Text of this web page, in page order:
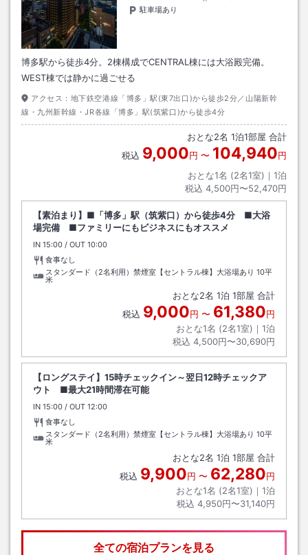
駐車場あり
博多駅から徒歩4分。2棟構成でCENTRAL棟には大浴殿完備。
WEST棟では静かに過ごせる
アクセス： 地下鉄空港線「博多」駅(東7出口)から徒歩2分／山陽新幹
線・九州新幹線・JR各線「博多」駅(筑紫口)から徒歩4分
おとな2名 1泊1部屋 合計
税込 9,000円 〜 104,940円
おとな1名 (2名1室)｜ 1泊
税込 4,500円〜52,470円
【素泊まり】■「博多」駅（筑紫口）から徒歩4分 ■大浴
場完備 ■ファミリーにもビジネスにもオススメ
IN チェックイン
15:00 / OUT チェックアウト
10:00
食事なし
スタンダード（2名利用）禁煙室【セントラル棟】大浴場あり 10平
米
おとな2名 1泊 1部屋 合計
税込 9,000円 〜 61,380円
おとな1名 (2名1室)｜ 1泊
税込 4,500円〜30,690円
【ロングステイ】15時チェックイン～翌日12時チェックア
ウト ■最大21時間滞在可能
IN チェックイン
15:00 / OUT チェックアウト
12:00
食事なし
スタンダード（2名利用）禁煙室【セントラル棟】大浴場あり 10平
米
おとな2名 1泊 1部屋 合計
税込 9,900円 〜 62,280円
おとな1名 (2名1室)｜ 1泊
税込 4,950円〜31,140円
全ての宿泊プランを見る